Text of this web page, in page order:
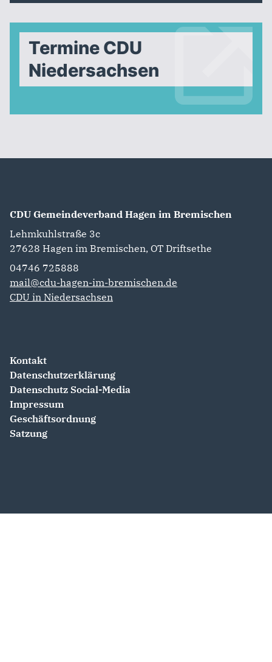
Termine CDU
Niedersachsen
CDU Gemeindeverband Hagen im Bremischen
Lehmkuhlstraße 3c
27628 Hagen im Bremischen, OT Driftsethe
04746 725888‬
mail@cdu-hagen-im-bremischen.de
CDU in Niedersachsen
Kontakt
Datenschutzerklärung
Datenschutz Social-Media
Impressum
Geschäftsordnung
Satzung